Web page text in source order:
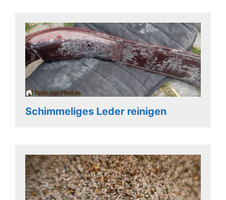
Schimmeliges Leder reinigen